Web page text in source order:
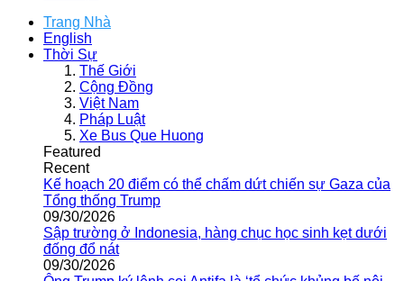
Trang Nhà
English
Thời Sự
Thế Giới
Cộng Đồng
Việt Nam
Pháp Luật
Xe Bus Que Huong
Featured
Recent
Kế hoạch 20 điểm có thể chấm dứt chiến sự Gaza của
Tổng thống Trump
09/30/2026
Sập trường ở Indonesia, hàng chục học sinh kẹt dưới
đống đổ nát
09/30/2026